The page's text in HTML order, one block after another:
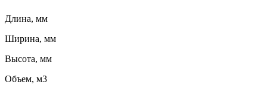
Длина, мм
Ширина, мм
Высота, мм
Объем, м3